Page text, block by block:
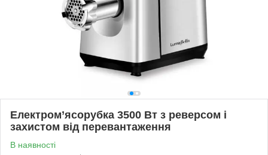
Електром’ясорубка 3500 Вт з реверсом і
захистом від перевантаження
В наявності